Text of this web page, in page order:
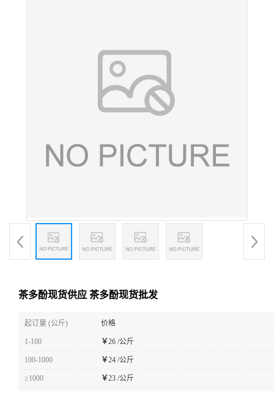
茶多酚现货供应 茶多酚现货批发
起订量 (公斤) 价格
1-100 ￥26 /公斤
100-1000 ￥24 /公斤
≥1000 ￥23 /公斤